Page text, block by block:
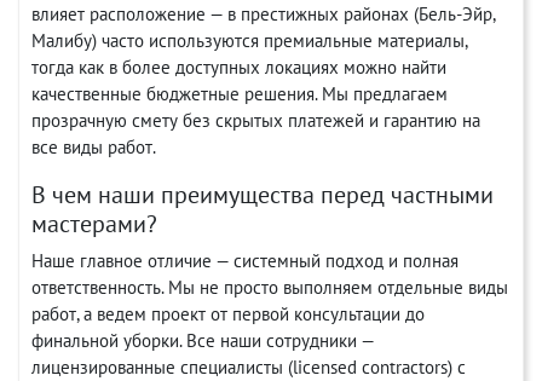
влияет расположение — в престижных районах (Бель-Эйр,
Малибу) часто используются премиальные материалы,
тогда как в более доступных локациях можно найти
качественные бюджетные решения. Мы предлагаем
прозрачную смету без скрытых платежей и гарантию на
все виды работ.
В чем наши преимущества перед частными
мастерами?
Наше главное отличие — системный подход и полная
ответственность. Мы не просто выполняем отдельные виды
работ, а ведем проект от первой консультации до
финальной уборки. Все наши сотрудники —
лицензированные специалисты (licensed contractors) с